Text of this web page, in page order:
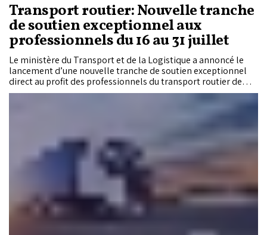
Transport routier: Nouvelle tranche
de soutien exceptionnel aux
professionnels du 16 au 31 juillet
Le ministère du Transport et de la Logistique a annoncé le
lancement d’une nouvelle tranche de soutien exceptionnel
direct au profit des professionnels du transport routier de
personnes et de marchandises, couvrant la période allant du